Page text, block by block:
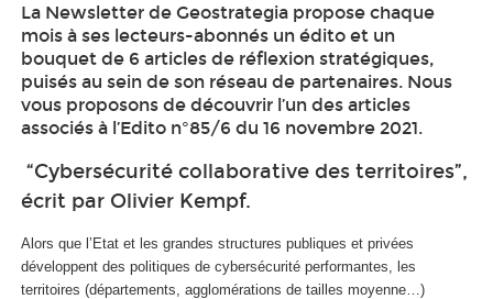
La Newsletter de Geostrategia propose chaque
mois à ses lecteurs-abonnés un édito et un
bouquet de 6 articles de réflexion stratégiques,
puisés au sein de son réseau de partenaires. Nous
vous proposons de découvrir l’un des articles
associés à l’Edito n°85/6 du 16 novembre 2021.
“Cybersécurité collaborative des territoires”,
écrit par Olivier Kempf.
Alors que l’Etat et les grandes structures publiques et privées
développent des politiques de cybersécurité performantes, les
territoires (départements, agglomérations de tailles moyenne…)